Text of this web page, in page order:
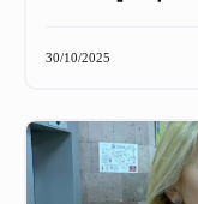
Մամուլը մեր
Մամուլը մեր
Մամուլը մեր
30/10/2025